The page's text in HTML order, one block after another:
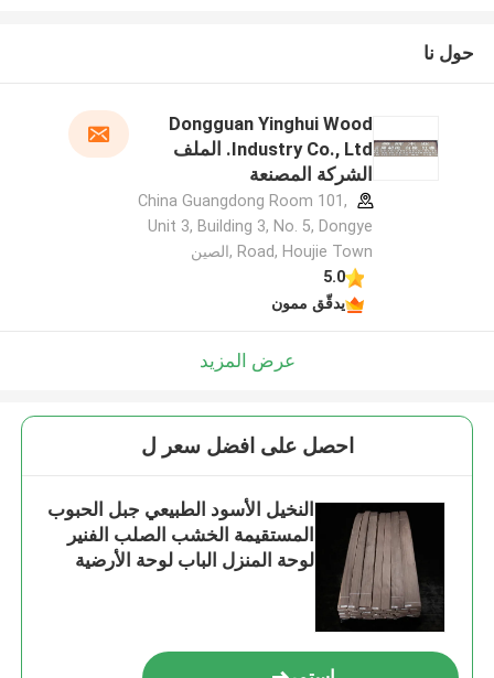
حول نا
Dongguan Yinghui Wood
Industry Co., Ltd. الملف
الشركة المصنعة
China Guangdong Room 101,
Unit 3, Building 3, No. 5, Dongye
Road, Houjie Town ,الصين
5.0
يدقّق ممون
عرض المزيد
احصل على افضل سعر ل
النخيل الأسود الطبيعي جبل الحبوب
المستقيمة الخشب الصلب الفنير
لوحة المنزل الباب لوحة الأرضية